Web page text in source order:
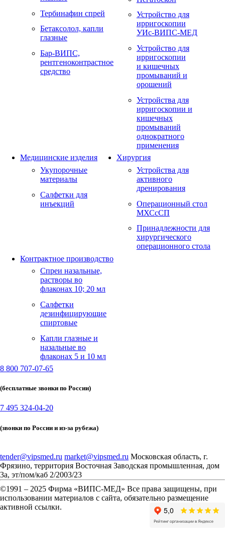
Тербинафин спрей
Бетаксолол, капли
глазные
Бар-ВИПС,
рентгеноконтрастное
средство
Устройство для
ирригоскопии
УИс-ВИПС-МЕД
Устройство для
ирригоскопии
и кишечных
промываний и
орошений
Устройства для
ирригоскопии и
кишечных
промываний
однократного
применения
Медицинские изделия
Укупорочные
материалы
Салфетки для
инъекций
Хирургия
Устройства для
активного
дренирования
Операционный стол
МХСсСП
Принадлежности для
хирургического
операционного стола
Контрактное производство
Спреи назальные,
растворы во
флаконах 10; 20 мл
Салфетки
дезинфицирующие
спиртовые
Капли глазные и
назальные во
флаконах 5 и 10 мл
8 800 707-07-65
(бесплатные звонки по России)
7 495 324-04-20
(звонки по России и из-за рубежа)
tender@vipsmed.ru market@vipsmed.ru Московская область, г.
Фрязино, территория Восточная Заводская промышленная, дом
3а, эт/пом/каб 2/2003/23
©1991 – 2025 Фирма «ВИПС-МЕД» Все права защищены, при
использовании материалов с сайта, обязательно размещение
активной ссылки.